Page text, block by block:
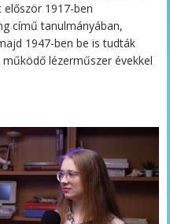
1917-ben
című tanulmányában,
1947-ben be is tudták
lézerműszer évekkel